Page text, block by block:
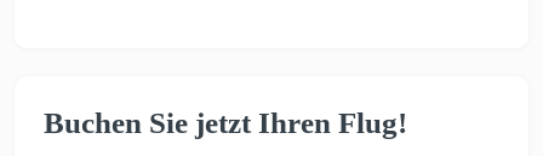
Buchen Sie jetzt Ihren Flug!